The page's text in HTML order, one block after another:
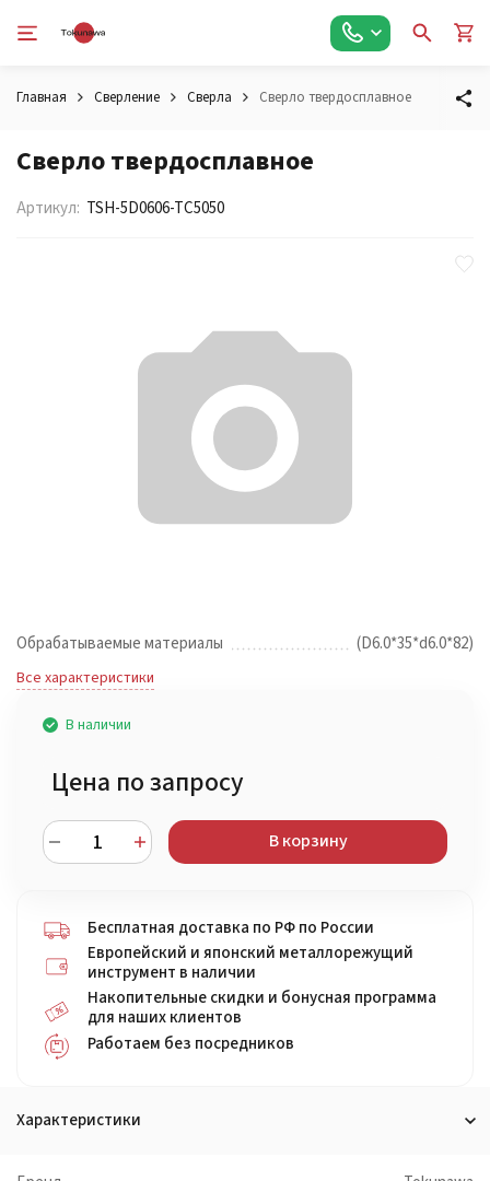
Главная Сверление Сверла Сверло твердосплавное
Сверло твердосплавное
Артикул: TSH-5D0606-TC5050
Обрабатываемые материалы (D6.0*35*d6.0*82)
Все характеристики
В наличии
Цена по запросу
В корзину
Бесплатная доставка по РФ по России
Европейский и японский металлорежущий
инструмент в наличии
Накопительные скидки и бонусная программа
для наших клиентов
Работаем без посредников
Характеристики